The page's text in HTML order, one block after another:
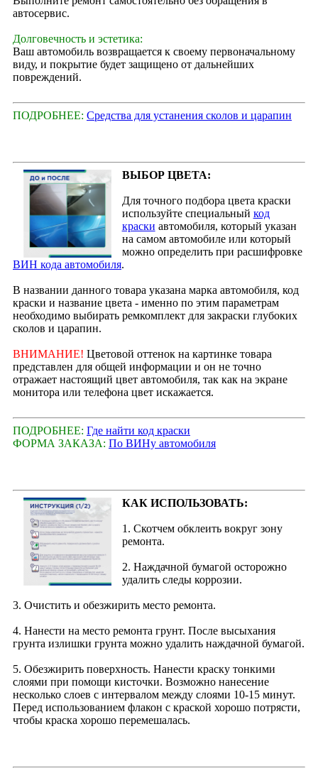
автосервис.
Долговечность и эстетика:
Ваш автомобиль возвращается к своему первоначальному
виду, и покрытие будет защищено от дальнейших
повреждений.
ПОДРОБНЕЕ: Средства для устанения сколов и царапин
ВЫБОР ЦВЕТА:
Для точного подбора цвета краски
используйте специальный код
краски автомобиля, который указан
на самом автомобиле или который
можно определить при расшифровке
ВИН кода автомобиля.
В названии данного товара указана марка автомобиля, код
краски и название цвета - именно по этим параметрам
необходимо выбирать ремкомплект для закраски глубоких
сколов и царапин.
ВНИМАНИЕ! Цветовой оттенок на картинке товара
представлен для общей информации и он не точно
отражает настоящий цвет автомобиля, так как на экране
монитора или телефона цвет искажается.
ПОДРОБНЕЕ: Где найти код краски
ФОРМА ЗАКАЗА: По ВИНу автомобиля
КАК ИСПОЛЬЗОВАТЬ:
1. Скотчем обклеить вокруг зону
ремонта.
2. Наждачной бумагой осторожно
удалить следы коррозии.
3. Очистить и обезжирить место ремонта.
4. Нанести на место ремонта грунт. После высыхания
грунта излишки грунта можно удалить наждачной бумагой.
5. Обезжирить поверхность. Нанести краску тонкими
слоями при помощи кисточки. Возможно нанесение
несколько слоев с интервалом между слоями 10-15 минут.
Перед использованием флакон с краской хорошо потрясти,
чтобы краска хорошо перемешалась.